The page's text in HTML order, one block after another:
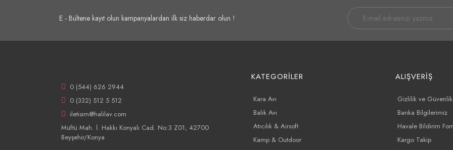
E - Bültene kayıt olun kampanyalardan ilk siz haberdar olun !
0 (544) 626 2944
0 (332) 512 5 512
iletisim@halilav.com
Müftü Mah. İ. Hakkı Konyalı Cad. No:3 Z01, 42700
Beyşehir/Konya
KATEGORİLER
Kara Avı
Balık Avı
Atıcılık & Airsoft
Kamp & Outdoor
ALIŞVERİŞ
Gizlilik ve Güvenlik
Banka Bilgilerimiz
Havale Bildirim
Kargo Takip